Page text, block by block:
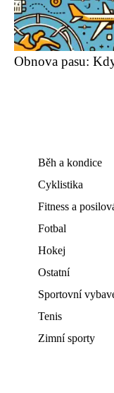
Obnova pasu:
Běh a kondice
Cyklistika
Fitness a
Fotbal
Hokej
Ostatní
Sportovní
Tenis
Zimní sporty